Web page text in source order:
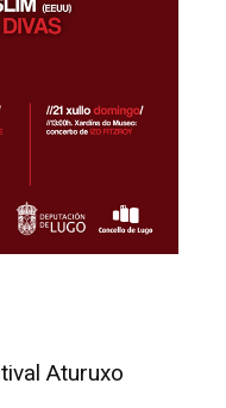
Aturuxo